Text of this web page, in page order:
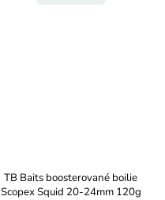
TB Baits boosterované boilie
Scopex Squid 20-24mm 120g